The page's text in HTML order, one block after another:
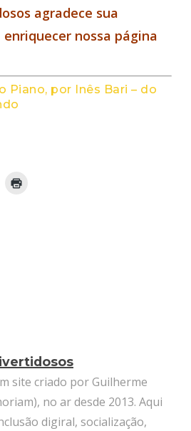
agradece sua
nossa página
Piano, por Inês Bari – do
site criado por Guilherme
no ar desde 2013. Aqui
digiral, socialização,